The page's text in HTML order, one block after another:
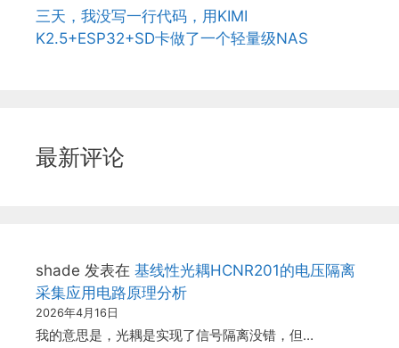
三天，我没写一行代码，用KIMI
K2.5+ESP32+SD卡做了一个轻量级NAS
最新评论
shade 发表在 基线性光耦HCNR201的电压隔离
采集应用电路原理分析
2026年4月16日
我的意思是，光耦是实现了信号隔离没错，但…